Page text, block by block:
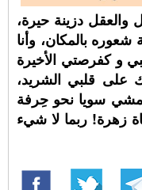
دزينة حيرة،
بالمكان، وأنا
و كفرصتي الأخيرة
على قلبي الشريد،
نمشي سويا نحو حِرفة
زهرة! ربما لا شيء